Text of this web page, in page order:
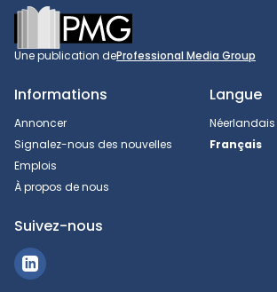
Footer
Une publication deProfessional Media Group
Informations
Annoncer
Signalez-nous des nouvelles
Emplois
À propos de nous
Langue
Néerlandais
Français
Suivez-nous